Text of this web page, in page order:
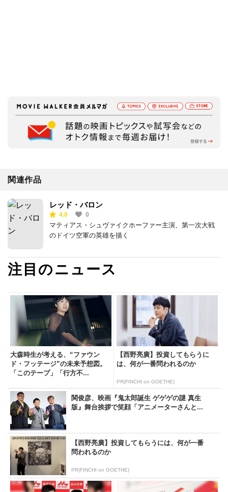
関連作品
レッド・バロン
4.0 0
マティアス・シュヴァイクホーファー主演、第一次大戦
のドイツ空軍の英雄を描く
注目のニュース
大森時生が考える、“ファウン
ド・フッテージ”の未来予想図。
「このテープ」「行方不...
【西野亮廣】投資してもらうに
は、何が一番問われるのか
PR(FINCHI on GOETHE)
関俊彦、映画『鬼太郎誕生 ゲゲゲの謎 真生
版』舞台挨拶で笑顔「アニメーターさんと...
【西野亮廣】投資してもらうには、何が一番
問われるのか
PR(FINCHI on GOETHE)